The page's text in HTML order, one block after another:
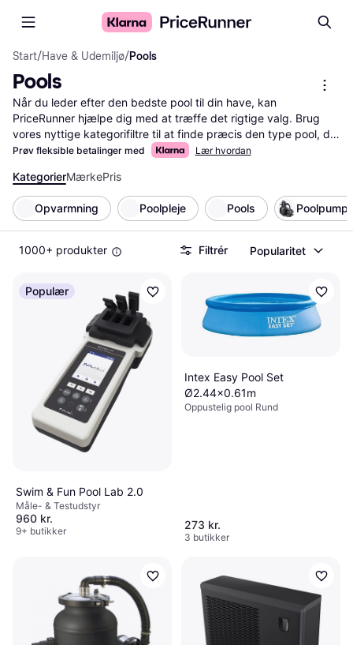
Start/Have & Udemiljø/Pools
Pools
Når du leder efter den bedste pool til din have, kan
PriceRunner hjælpe dig med at træffe det rigtige valg. Brug
vores nyttige kategorifiltre til at finde præcis den type pool, der
passer til dine behov og krav. Du kan sortere efter størrelse,
også brugeranmeldelser, så du kan se, hvad andre kunder
mener om de forskellige modeller. Vores pris- og
produktsammenligning gør det nemt for dig at finde de bedste
tilbud på markedet. Med PriceRunner bliver din søgning efter
en pool enkel og effektiv, så du hurtigt kan finde den perfekte
pool til din have.
Mere om pools »
Prøv fleksible betalinger med Lær hvordan
KategorierMærkePris
Opvarmning Poolpleje Pools
1000+ produkter Filtrér Popularitet
Populær
Swim & Fun Pool Lab 2.0
Måle- & Testudstyr
960 kr.
9+ butikker
Intex Easy Pool Set
Ø2.44x0.61m
Oppustelig pool Rund
273 kr.
3 butikker